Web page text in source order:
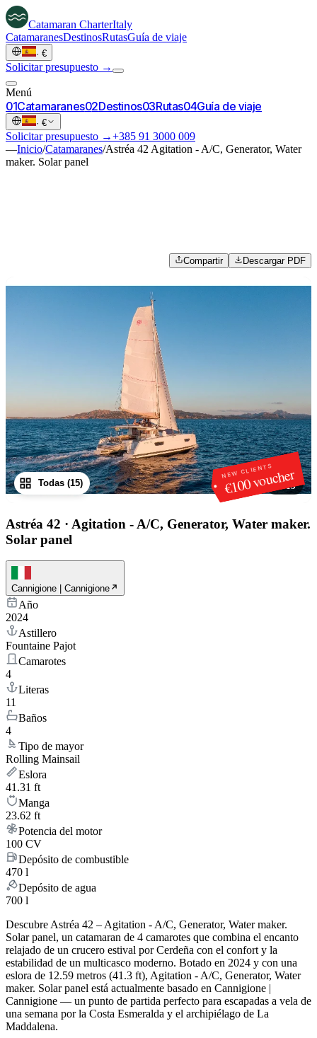
Catamaran CharterItaly
CatamaranesDestinosRutasGuía de viaje
· €
Solicitar presupuesto →
Menú
01Catamaranes02Destinos03Rutas04Guía de viaje
· €
Solicitar presupuesto →+385 91 3000 009
—Inicio/Catamaranes/Astréa 42 Agitation - A/C, Generator, Water
maker. Solar panel
Compartir Descargar PDF
NEW CLIENTS
€100 voucher
1/15
Todas (15)
Astréa 42 · Agitation - A/C, Generator, Water maker.
Solar panel
Cannigione | Cannigione
Año
2024
Astillero
Fountaine Pajot
Camarotes
4
Literas
11
Baños
4
Tipo de mayor
Rolling Mainsail
Eslora
41.31 ft
Manga
23.62 ft
Potencia del motor
100 CV
Depósito de combustible
470 l
Depósito de agua
700 l
Descubre Astréa 42 – Agitation - A/C, Generator, Water maker.
Solar panel, un catamaran de 4 camarotes que combina el encanto
relajado de un crucero estival por Cerdeña con el confort y la
estabilidad de un multicasco moderno. Botado en 2024 y con una
eslora de 12.59 metros (41.3 ft), Agitation - A/C, Generator, Water
maker. Solar panel está actualmente basado en Cannigione |
Cannigione — un punto de partida perfecto para escapadas a vela de
una semana por la Costa Esmeralda y el archipiélago de La
Maddalena.